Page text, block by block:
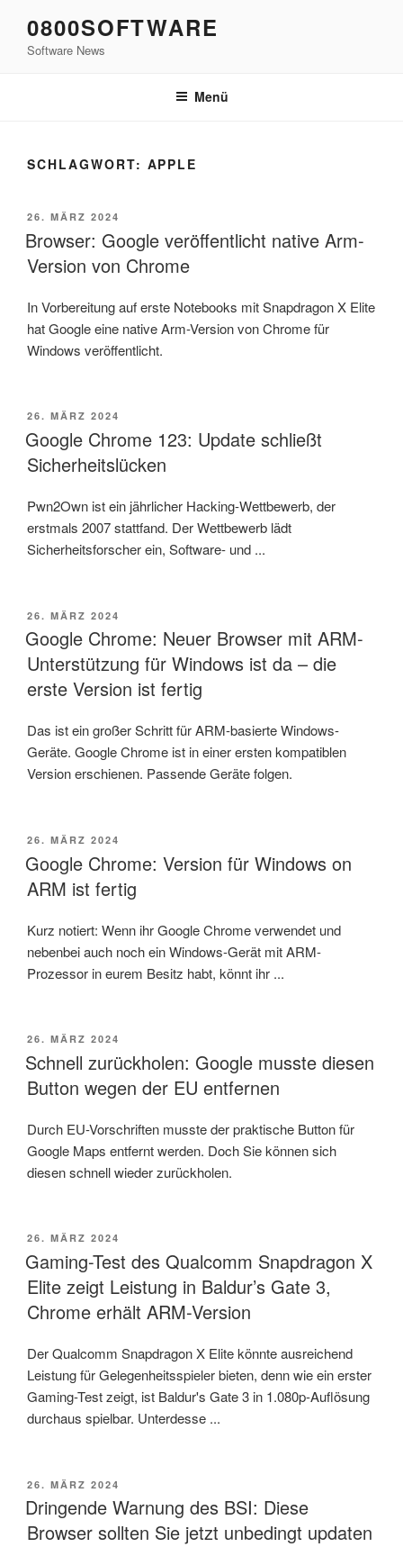
Inhalt
springen
0800SOFTWARE
Software News
Menü
SCHLAGWORT: APPLE
VERÖFFENTLICHT
AM
26. MÄRZ 2024
Browser: Google veröffentlicht native Arm-
Version von Chrome
In Vorbereitung auf erste Notebooks mit Snapdragon X Elite
hat Google eine native Arm-Version von Chrome für
Windows veröffentlicht.
VERÖFFENTLICHT
AM
26. MÄRZ 2024
Google Chrome 123: Update schließt
Sicherheitslücken
Pwn2Own ist ein jährlicher Hacking-Wettbewerb, der
erstmals 2007 stattfand. Der Wettbewerb lädt
Sicherheitsforscher ein, Software- und ...
VERÖFFENTLICHT
AM
26. MÄRZ 2024
Google Chrome: Neuer Browser mit ARM-
Unterstützung für Windows ist da – die
erste Version ist fertig
Das ist ein großer Schritt für ARM-basierte Windows-
Geräte. Google Chrome ist in einer ersten kompatiblen
Version erschienen. Passende Geräte folgen.
VERÖFFENTLICHT
AM
26. MÄRZ 2024
Google Chrome: Version für Windows on
ARM ist fertig
Kurz notiert: Wenn ihr Google Chrome verwendet und
nebenbei auch noch ein Windows-Gerät mit ARM-
Prozessor in eurem Besitz habt, könnt ihr ...
VERÖFFENTLICHT
AM
26. MÄRZ 2024
Schnell zurückholen: Google musste diesen
Button wegen der EU entfernen
Durch EU-Vorschriften musste der praktische Button für
Google Maps entfernt werden. Doch Sie können sich
diesen schnell wieder zurückholen.
VERÖFFENTLICHT
AM
26. MÄRZ 2024
Gaming-Test des Qualcomm Snapdragon X
Elite zeigt Leistung in Baldur’s Gate 3,
Chrome erhält ARM-Version
Der Qualcomm Snapdragon X Elite könnte ausreichend
Leistung für Gelegenheitsspieler bieten, denn wie ein erster
Gaming-Test zeigt, ist Baldur's Gate 3 in 1.080p-Auflösung
durchaus spielbar. Unterdesse ...
VERÖFFENTLICHT
AM
26. MÄRZ 2024
Dringende Warnung des BSI: Diese
Browser sollten Sie jetzt unbedingt updaten